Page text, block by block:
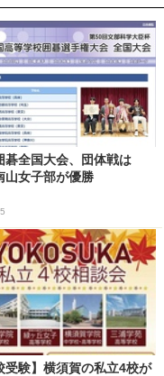
碁全国大会、団体戦は
山女子部が優勝
受験】横須賀の私立4校が